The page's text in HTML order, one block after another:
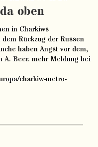
oben
in Charkiws
Rückzug der Russen
haben Angst vor dem,
A. Beer. mehr Meldung bei
charkiw-metro-